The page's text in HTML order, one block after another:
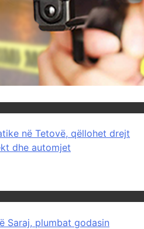
në Tetovë, qëllohet drejt
dhe automjet
Saraj, plumbat godasin